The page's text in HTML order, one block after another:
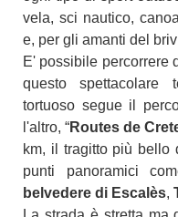
vela, sci nautico,
e, per gli amanti del
E' possibile percorrere
questo spettacolare
tortuoso segue il
l'altro, “Routes de
km, il tragitto più bello
punti panoramici
belvedere di Escalès,